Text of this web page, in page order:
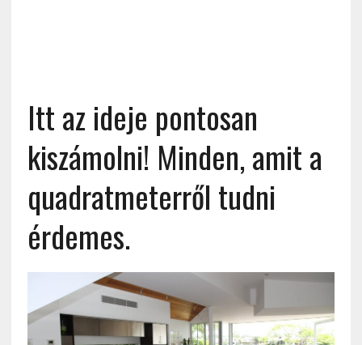
Itt az ideje pontosan
kiszámolni! Minden, amit a
quadratmeterről tudni
érdemes.